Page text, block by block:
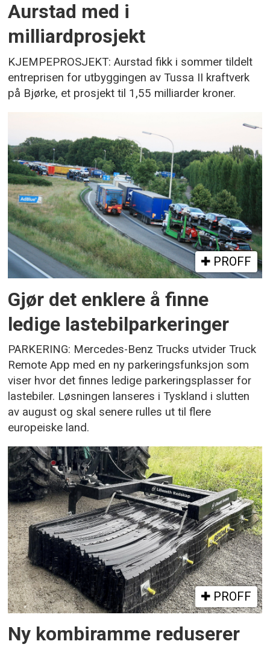
Aurstad med i
milliardprosjekt
KJEMPEPROSJEKT: Aurstad fikk i sommer tildelt
entreprisen for utbyggingen av Tussa II kraftverk
på Bjørke, et prosjekt til 1,55 milliarder kroner.
PROFF
Gjør det enklere å finne
ledige lastebilparkeringer
PARKERING: Mercedes-Benz Trucks utvider Truck
Remote App med en ny parkeringsfunksjon som
viser hvor det finnes ledige parkeringsplasser for
lastebiler. Løsningen lanseres i Tyskland i slutten
av august og skal senere rulles ut til flere
europeiske land.
PROFF
Ny kombiramme reduserer